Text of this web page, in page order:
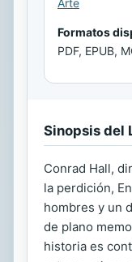
Arte
Formatos
PDF, EPUB,
Sinopsis del
Conrad Hall,
la perdición,
hombres y un
de plano
historia es